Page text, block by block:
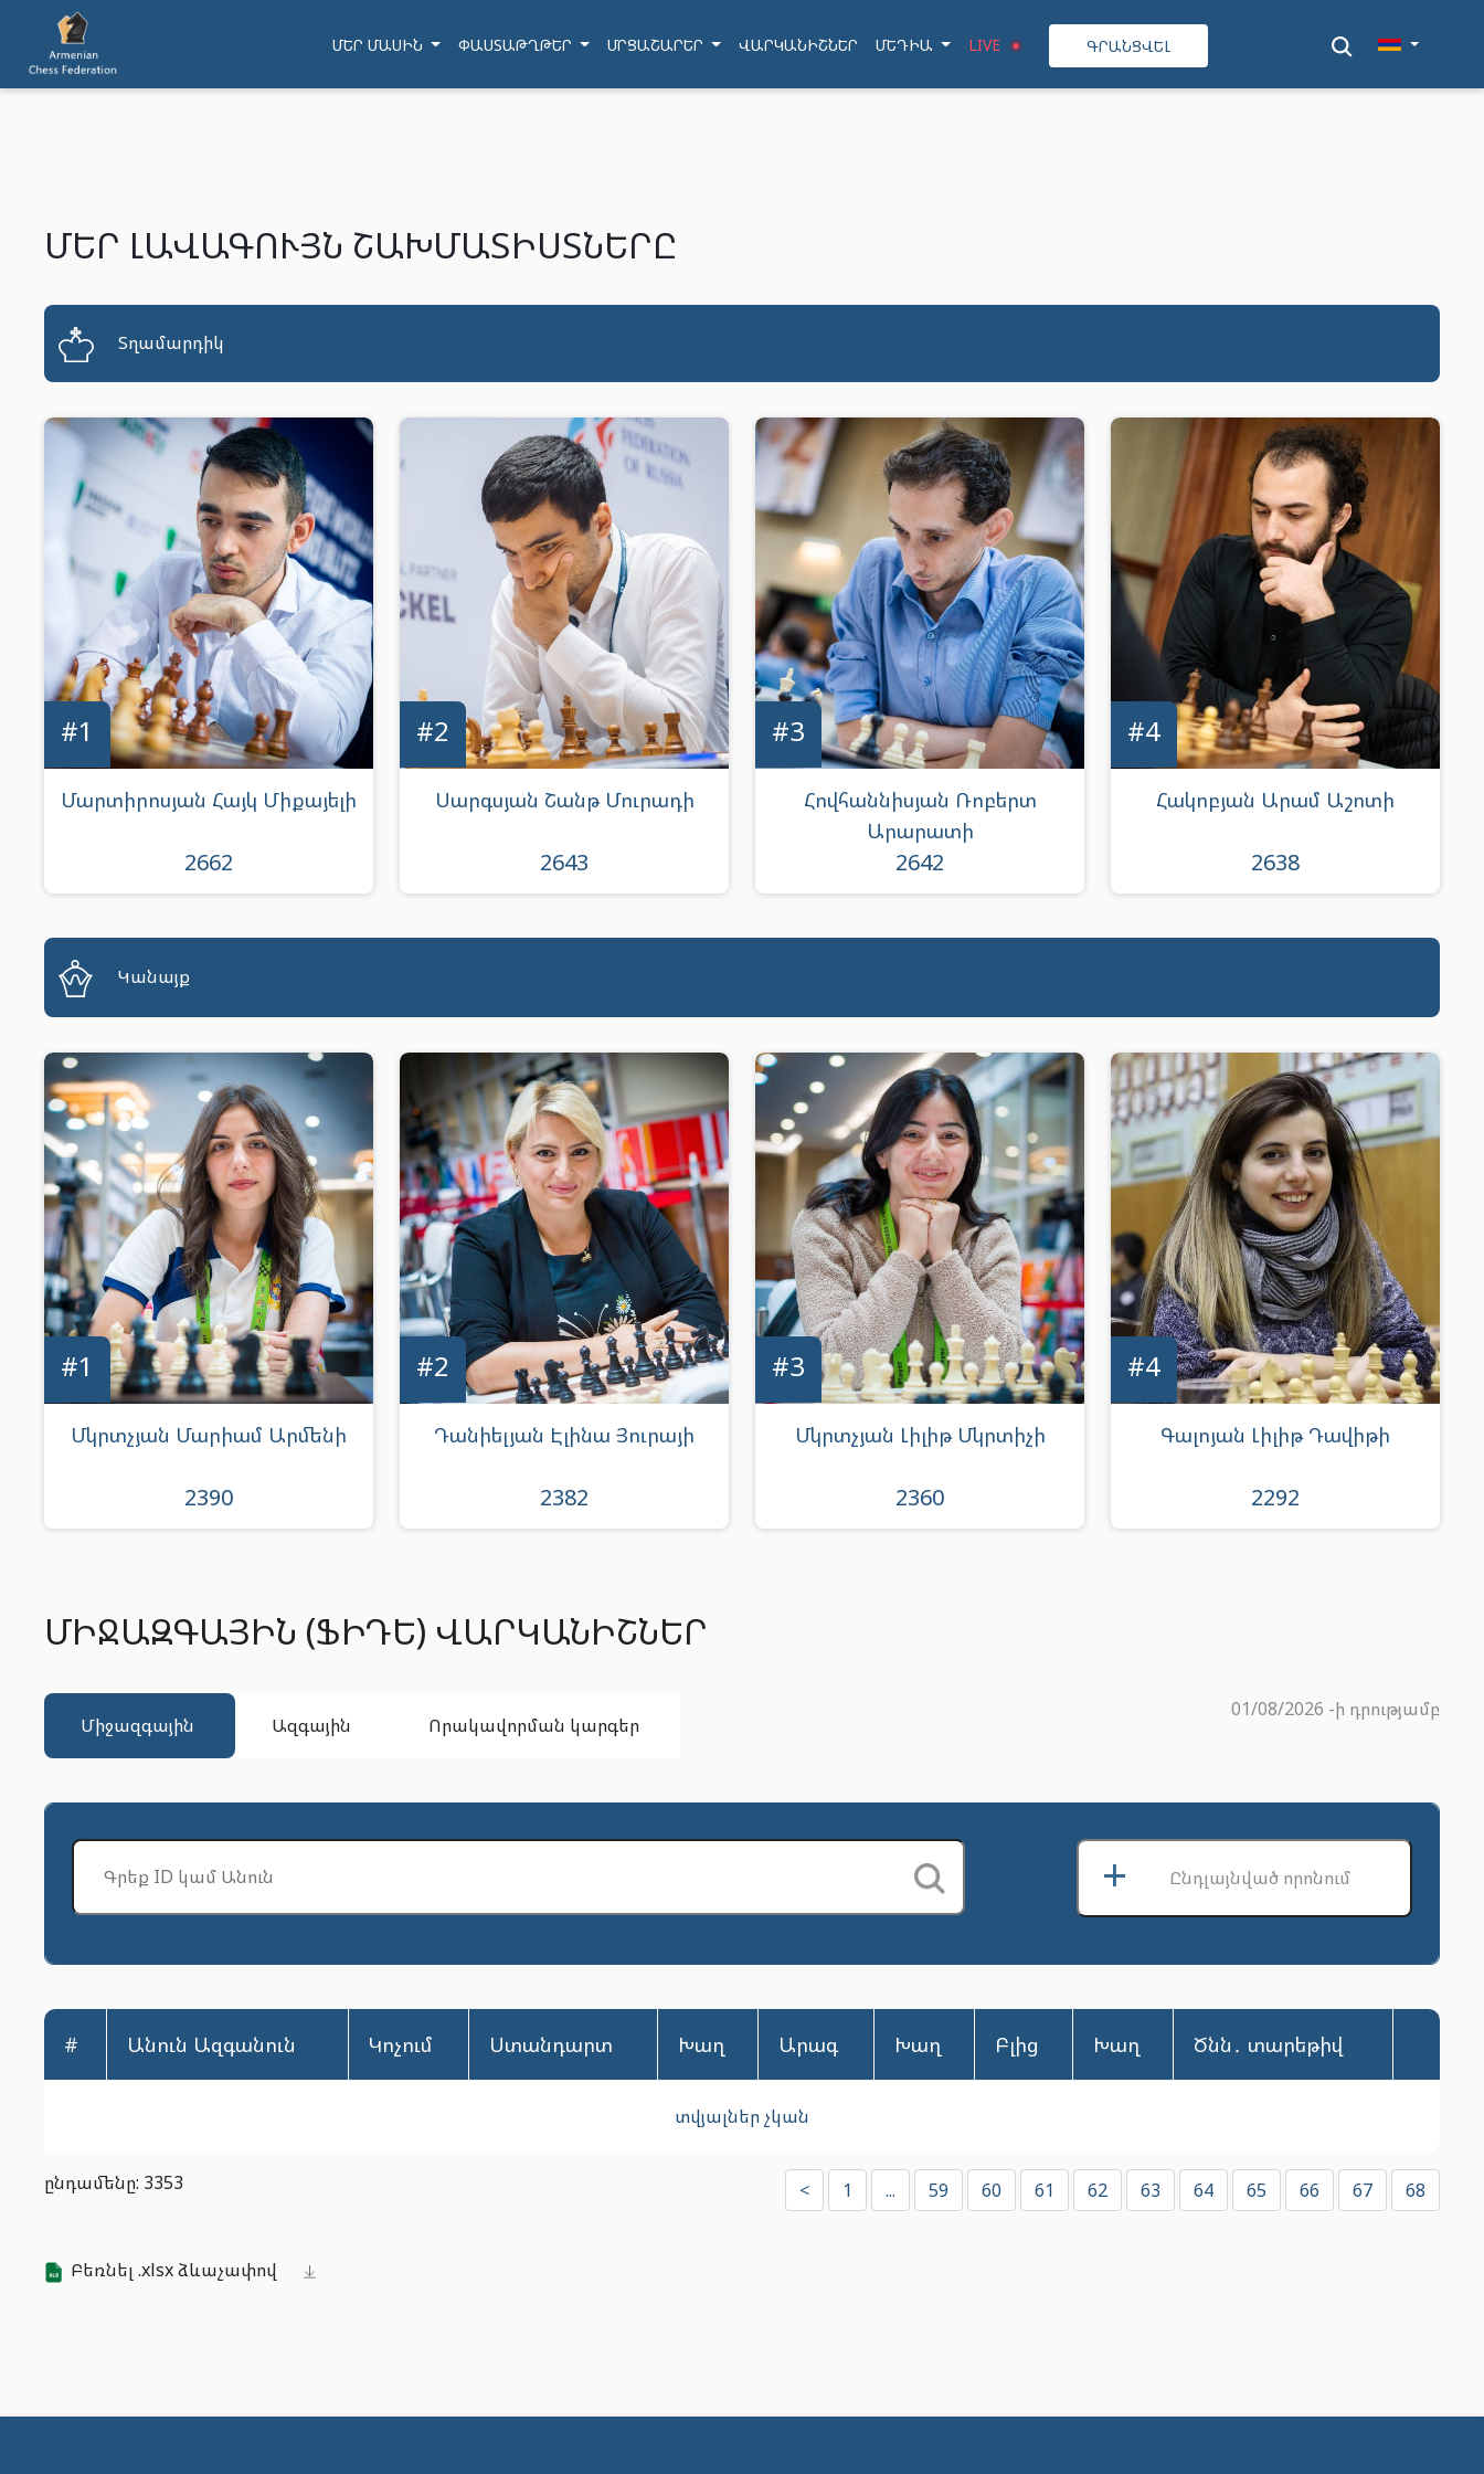
ՄԵՐ ՄԱՍԻՆ ՓԱՍՏԱԹՂԹԵՐ ՄՐՑԱՇԱՐԵՐ ՎԱՐԿԱՆԻՇՆԵՐ ՄԵԴԻԱ LIVE ԳՐԱՆՑՎԵԼ
ՄԵՐ ԼԱՎԱԳՈՒՅՆ ՇԱԽՄԱՏԻՍՏՆԵՐԸ
Տղամարդիկ
Մարտիրոսյան Հայկ Միքայելի
2662
#1
Սարգսյան Շանթ Մուրադի
2643
#2
Հովհաննիսյան Ռոբերտ
Արարատի
2642
#3
Հակոբյան Արամ Աշոտի
2638
#4
Կանայք
Մկրտչյան Մարիամ Արմենի
2390
#1
Դանիելյան Էլինա Յուրայի
2382
#2
Մկրտչյան Լիլիթ Մկրտիչի
2360
#3
Գալոյան Լիլիթ Դավիթի
2292
#4
ՄԻՋԱԶԳԱՅԻՆ (ՖԻԴԵ) ՎԱՐԿԱՆԻՇՆԵՐ
միջազգային ազգային որակավորման կարգեր
01/08/2026 -ի դրությամբ
+ Ընդլայնված որոնում
# Անուն Ազգանուն Կոչում Ստանդարտ Խաղ Արագ Խաղ Բլից Խաղ Ծնն․ տարեթիվ
տվյալներ չկան
ընդամենը: 3353 < 1 ... 59 60 61 62 63 64 65 66 67 68
Բեռնել .xlsx ձևաչափով